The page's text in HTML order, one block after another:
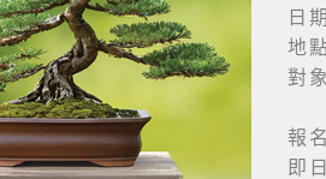
日
地
對
報
即